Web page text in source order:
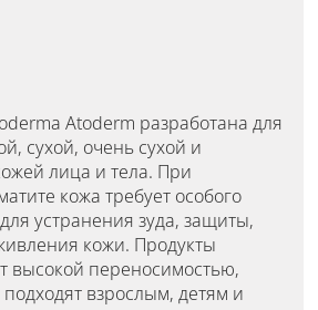
Atoderm разработана для
сухой, очень сухой и
лица и тела. При
кожа требует особого
устранения зуда, защиты,
кожи. Продукты
высокой переносимостью,
взрослым, детям и